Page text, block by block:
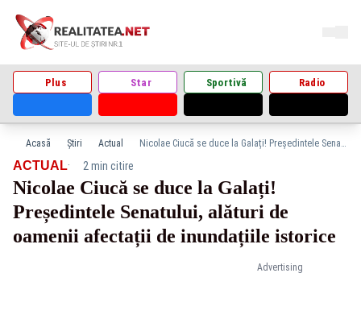
Plus Star Sportivă Radio
Acasă Știri Actual Nicolae Ciucă se duce la Galați! Președintele Senatului, alături de oamenii afectații de inundațiile istorice
Advertising
ACTUAL· 2 min citire
Nicolae Ciucă se duce la Galați!
Președintele Senatului, alături de
oamenii afectații de inundațiile istorice